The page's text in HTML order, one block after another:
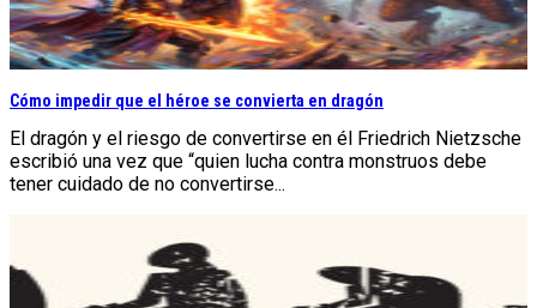
Cómo impedir que el héroe se convierta en dragón
El dragón y el riesgo de convertirse en él Friedrich Nietzsche
escribió una vez que “quien lucha contra monstruos debe
tener cuidado de no convertirse...